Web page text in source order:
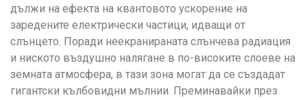
дължи на ефекта на квантовото ускорение на
заредените електрически частици, идващи от
слънцето. Поради неекранираната слънчева радиация
и ниското въздушно налягане в по-високите слоеве на
земната атмосфера, в тази зона могат да се създадат
гигантски кълбовидни мълнии. Преминавайки през